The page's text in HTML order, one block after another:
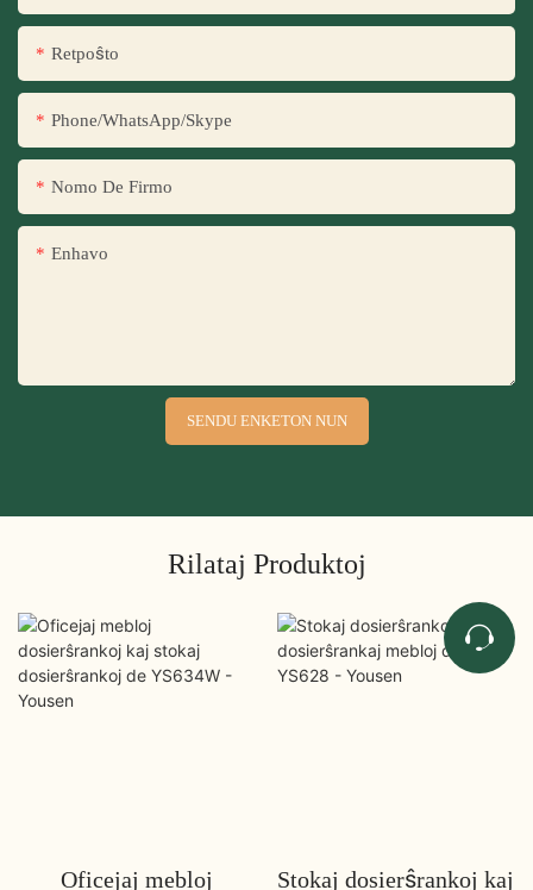
Retpoŝto
Phone/WhatsApp/Skype
Nomo De Firmo
Enhavo
SENDU ENKETON NUN
Rilataj Produktoj
Oficejaj mebloj Stokaj dosierŝrankoj kaj